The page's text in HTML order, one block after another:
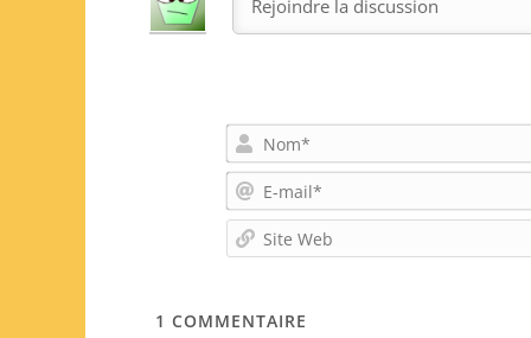
1 COMMENTAIRE